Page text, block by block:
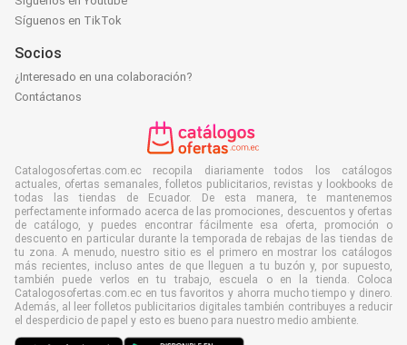
Síguenos en TikTok
Socios
¿Interesado en una colaboración?
Contáctanos
Catalogosofertas.com.ec recopila diariamente todos los catálogos
actuales, ofertas semanales, folletos publicitarios, revistas y lookbooks de
todas las tiendas de Ecuador. De esta manera, te mantenemos
perfectamente informado acerca de las promociones, descuentos y ofertas
de catálogo, y puedes encontrar fácilmente esa oferta, promoción o
descuento en particular durante la temporada de rebajas de las tiendas de
tu zona. A menudo, nuestro sitio es el primero en mostrar los catálogos
más recientes, incluso antes de que lleguen a tu buzón y, por supuesto,
también puede verlos en tu trabajo, escuela o en la tienda. Coloca
Catalogosofertas.com.ec en tus favoritos y ahorra mucho tiempo y dinero.
Además, al leer folletos publicitarios digitales también contribuyes a reducir
el desperdicio de papel y esto es bueno para nuestro medio ambiente.